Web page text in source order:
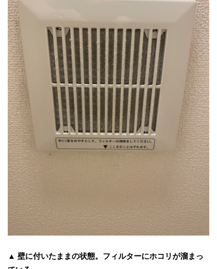
▲ 壁に付いたままの状態。フィルターにホコリが溜まっ